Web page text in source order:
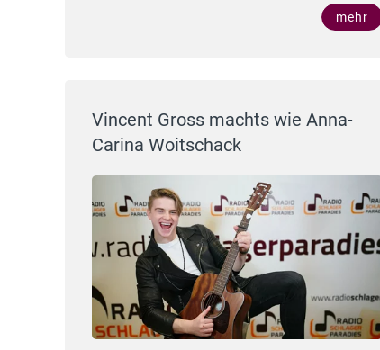
mehr
Vincent Gross machts wie Anna-
Carina Woitschack